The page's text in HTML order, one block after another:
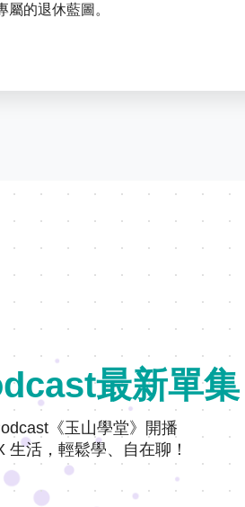
屬的退休藍圖。
最新單集
《玉山學堂》開播
生活，輕鬆學、自在聊！